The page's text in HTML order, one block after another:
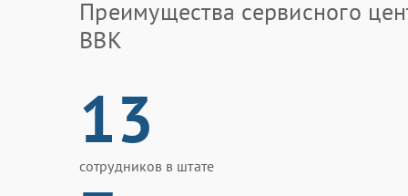
Преимущества сервисного
BBK
13
сотрудников в штате